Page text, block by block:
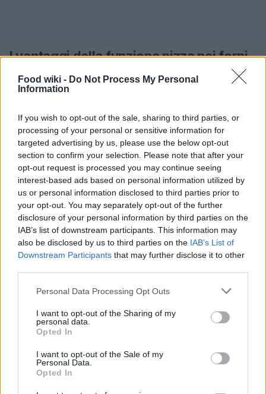
Food wiki - Do Not Process My Personal
Information
If you wish to opt-out of the sale, sharing to third parties, or
processing of your personal or sensitive information for
targeted advertising by us, please use the below opt-out
section to confirm your selection. Please note that after your
opt-out request is processed you may continue seeing
interest-based ads based on personal information utilized by
us or personal information disclosed to third parties prior to
your opt-out. You may separately opt-out of the further
disclosure of your personal information by third parties on the
IAB’s list of downstream participants. This information may
also be disclosed by us to third parties on the IAB’s List of
Downstream Participants that may further disclose it to other
Please note that this website/app uses one or more Google
not limited to your visit or usage behaviour. You may click to
grant or deny consent to Google and its third-party tags to
use your data for below specified purposes in below Google
consent section.
Personal Data Processing Opt Outs
I want to opt-out of the Sharing of my
personal data.
Opted In
I want to opt-out of the Sale of my
Personal Data.
Opted In
I vantaggi della funzione pizza nei forni
da incasso
La funzione pizza nei forni da incasso offre
numerosi vantaggi che non puoi ignorare. Prima di
tutto, consente di raggiungere rapidamente le alte
temperature necessarie per una cottura perfetta.
Questa capacità di riscaldamento rapido è
fondamentale per ottenere una base croccante e
ingredienti ben cotti. Inoltre, i forni con funzione
pizza garantiscono una distribuzione uniforme del
calore, eliminando i punti freddi e assicurando una
cottura omogenea. Hai mai provato a cuocere una
pizza in un forno tradizionale? La differenza è
chi non è un professionista della cucina può
ottenere risultati di alta qualità. I forni più avanzati
sono dotati di programmi preimpostati che
semplificano il processo di cottura, permettendo